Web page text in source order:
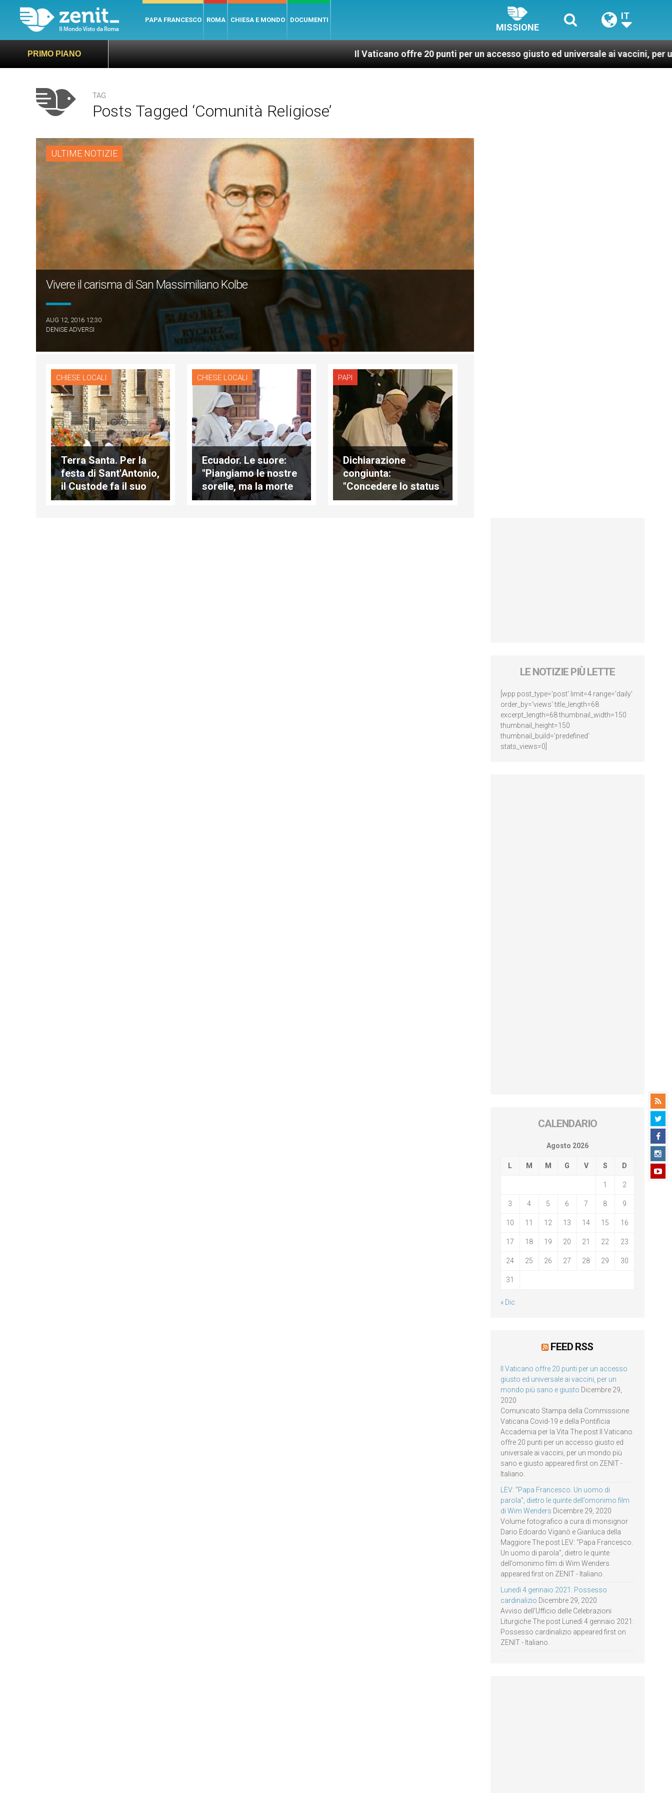
PAPA FRANCESCO ROMA CHIESA E MONDO DOCUMENTI
MISSIONE
IT
PRIMO PIANO Il Vaticano offre 20 punti per un accesso giusto ed universale ai vaccini, per un mondo
TAG
Posts Tagged ‘comunità Religiose’
ULTIME NOTIZIE
Vivere il carisma di San Massimiliano Kolbe
AUG 12, 2016 12:30
DENISE ADVERSI
CHIESE LOCALI
Terra Santa. Per la
festa di Sant'Antonio,
il Custode fa il suo
ingresso a Giaffa
CHIESE LOCALI
Ecuador. Le suore:
"Piangiamo le nostre
sorelle, ma la morte
non è la fine”
PAPI
Dichiarazione
congiunta:
"Concedere lo status
di rifugiato a quanti
LE NOTIZIE PIÙ LETTE
[wpp post_type='post' limit=4 range='daily'
order_by='views' title_length=68
excerpt_length=68 thumbnail_width=150
thumbnail_height=150
thumbnail_build='predefined'
stats_views=0]
CALENDARIO
Agosto 2026
L M M G V S D
1 2
3 4 5 6 7 8 9
10 11 12 13 14 15 16
17 18 19 20 21 22 23
24 25 26 27 28 29 30
31
« Dic
FEED RSS
Il Vaticano offre 20 punti per un accesso
giusto ed universale ai vaccini, per un
mondo più sano e giusto Dicembre 29,
2020
Comunicato Stampa della Commissione
Vaticana Covid-19 e della Pontificia
Accademia per la Vita The post Il Vaticano
offre 20 punti per un accesso giusto ed
universale ai vaccini, per un mondo più
sano e giusto appeared first on ZENIT -
Italiano.
LEV: “Papa Francesco. Un uomo di
parola”, dietro le quinte dell’omonimo film
di Wim Wenders Dicembre 29, 2020
Volume fotografico a cura di monsignor
Dario Edoardo Viganò e Gianluca della
Maggiore The post LEV: “Papa Francesco.
Un uomo di parola”, dietro le quinte
dell’omonimo film di Wim Wenders
appeared first on ZENIT - Italiano.
Lunedì 4 gennaio 2021: Possesso
cardinalizio Dicembre 29, 2020
Avviso dell’Ufficio delle Celebrazioni
Liturgiche The post Lunedì 4 gennaio 2021:
Possesso cardinalizio appeared first on
ZENIT - Italiano.